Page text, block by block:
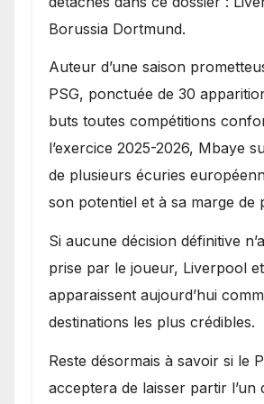
Borussia Dortmund.
Auteur d’une saison
PSG, ponctuée de 30
buts toutes compétitions
l’exercice 2025-2026, Mbaye
de plusieurs écuries
son potentiel et à sa marge de
Si aucune décision définitive
prise par le joueur, Liverpool
apparaissent aujourd’hui
destinations les plus crédibles.
Reste désormais à savoir si le
acceptera de laisser partir l’un